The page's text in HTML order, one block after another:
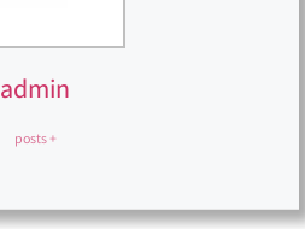
admin
+ posts